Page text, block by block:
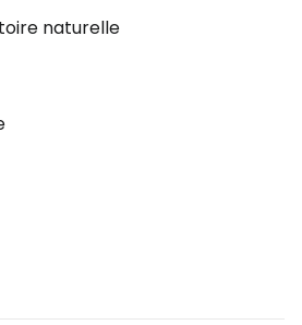
naturelle